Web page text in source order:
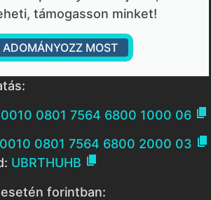
támogasson minket!
ADOMÁNYOZZ MOST
0010 0801 7564 6800 1000 06 
0801 7564 6800 2000 03 
UBRTHUHB 
forintban: